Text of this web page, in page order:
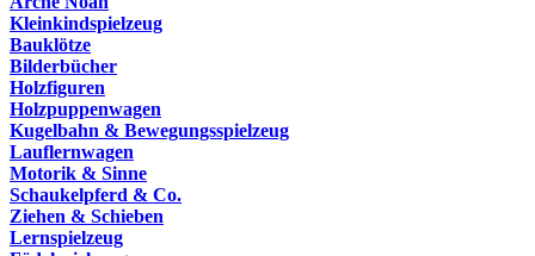
Kleinkindspielzeug
Bauklötze
Bilderbücher
Holzfiguren
Holzpuppenwagen
Kugelbahn & Bewegungsspielzeug
Lauflernwagen
Motorik & Sinne
Schaukelpferd & Co.
Ziehen & Schieben
Lernspielzeug